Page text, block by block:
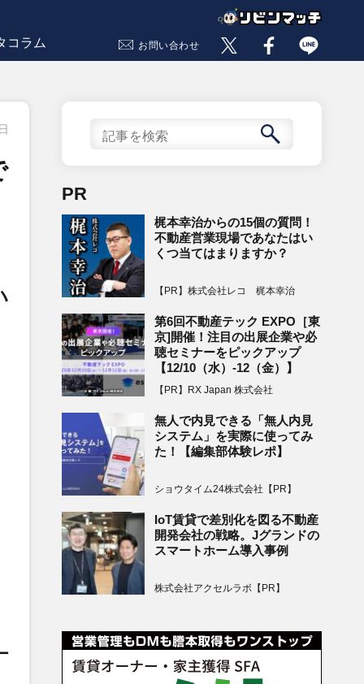
コラム お問い合わせ
PR
梶本幸治からの15個の質問！
不動産営業現場であなたはい
くつ当てはまりますか？
【PR】株式会社レコ 梶本幸治
第6回不動産テック EXPO［東
京]開催！注目の出展企業や必
聴セミナーをピックアップ
【12/10（水）-12（金）】
【PR】RX Japan 株式会社
無人で内見できる「無人内見
システム」を実際に使ってみ
た！【編集部体験レポ】
ショウタイム24株式会社【PR】
IoT賃貸で差別化を図る不動産
開発会社の戦略。Jグランドの
スマートホーム導入事例
株式会社アクセルラボ【PR】